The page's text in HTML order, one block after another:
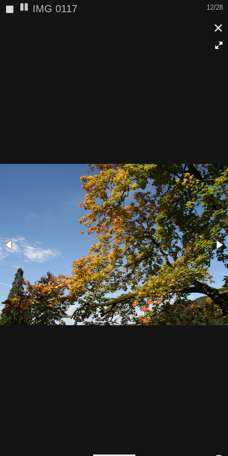
12/28
◼ IMG 0117